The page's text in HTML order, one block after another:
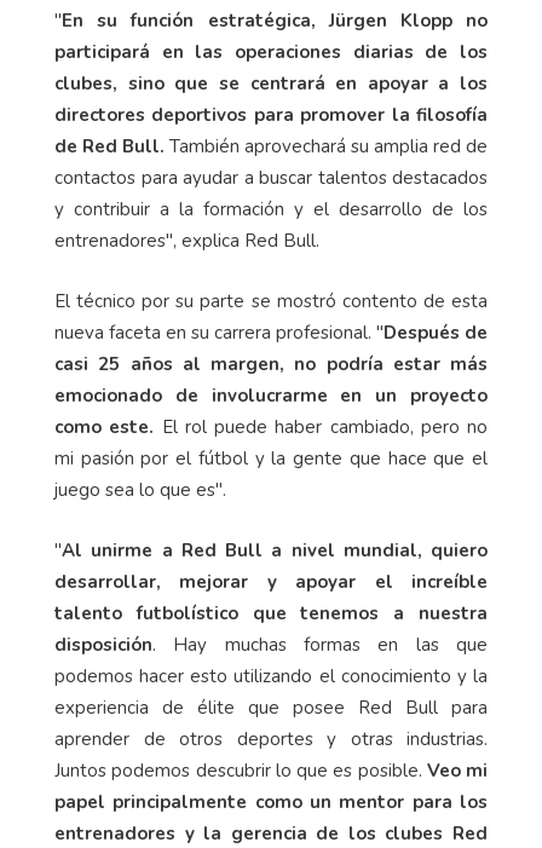
"En su función estratégica, Jürgen Klopp no
participará en las operaciones diarias de los
clubes, sino que se centrará en apoyar a los
directores deportivos para promover la filosofía
de Red Bull. También aprovechará su amplia red de
contactos para ayudar a buscar talentos destacados
y contribuir a la formación y el desarrollo de los
entrenadores", explica Red Bull.
El técnico por su parte se mostró contento de esta
nueva faceta en su carrera profesional. "Después de
casi 25 años al margen, no podría estar más
emocionado de involucrarme en un proyecto
como este. El rol puede haber cambiado, pero no
mi pasión por el fútbol y la gente que hace que el
juego sea lo que es".
"Al unirme a Red Bull a nivel mundial, quiero
desarrollar, mejorar y apoyar el increíble
talento futbolístico que tenemos a nuestra
disposición. Hay muchas formas en las que
podemos hacer esto utilizando el conocimiento y la
experiencia de élite que posee Red Bull para
aprender de otros deportes y otras industrias.
Juntos podemos descubrir lo que es posible. Veo mi
papel principalmente como un mentor para los
entrenadores y la gerencia de los clubes Red